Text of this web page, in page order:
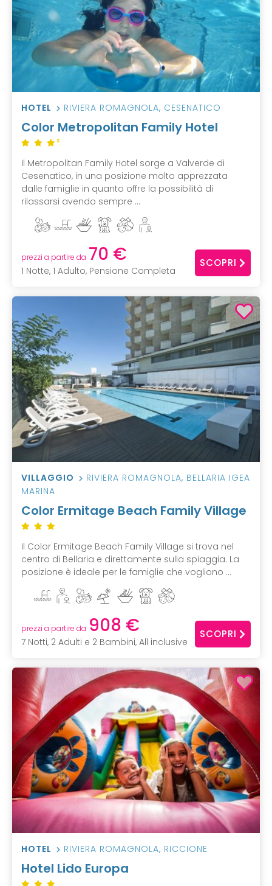
HOTEL RIVIERA ROMAGNOLA, CESENATICO
Color Metropolitan Family Hotel
S
Il Metropolitan Family Hotel sorge a Valverde di
Cesenatico, in una posizione molto apprezzata
dalle famiglie in quanto offre la possibilità di
rilassarsi avendo sempre ...
prezzi a partire da 70 €
1 Notte, 1 Adulto, Pensione Completa
SCOPRI
VILLAGGIO RIVIERA ROMAGNOLA, BELLARIA IGEA
MARINA
Color Ermitage Beach Family Village
Il Color Ermitage Beach Family Village si trova nel
centro di Bellaria e direttamente sulla spiaggia. La
posizione è ideale per le famiglie che vogliono ...
prezzi a partire da 908 €
7 Notti, 2 Adulti e 2 Bambini, All inclusive
SCOPRI
HOTEL RIVIERA ROMAGNOLA, RICCIONE
Hotel Lido Europa